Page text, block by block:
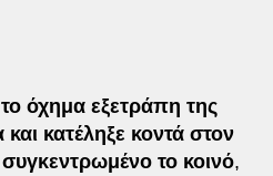
το όχημα εξετράπη της
κατέληξε κοντά στον
το κοινό,